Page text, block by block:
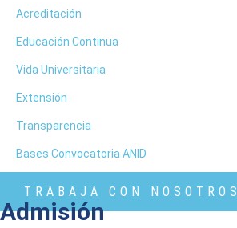
Acreditación
Educación Continua
Vida Universitaria
Extensión
Transparencia
Bases Convocatoria ANID
TRABAJA CON NOSOTROS
Admisión